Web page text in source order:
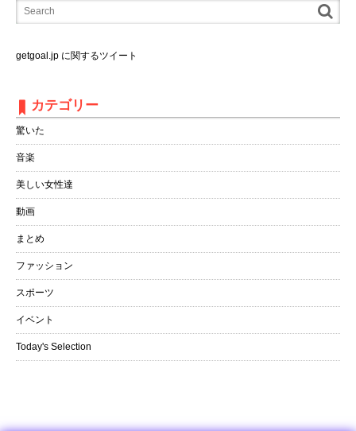
getgoal.jp に関するツイート
カテゴリー
驚いた
音楽
美しい女性達
動画
まとめ
ファッション
スポーツ
イベント
Today's Selection